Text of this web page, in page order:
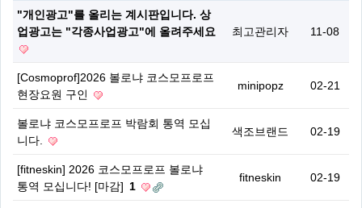
"개인광고"를 올리는 계시판입니다. 상
업광고는 "각종사업광고"에 올려주세요
최고관리자 11-08
[Cosmoprof]2026 볼로냐 코스모프로프
현장요원 구인
minipopz 02-21
볼로냐 코스모프로프 박람회 통역 모십
니다.
색조브랜드 02-19
[fitneskin] 2026 코스모프로프 볼로냐
통역 모십니다! [마감] 1
fitneskin 02-19